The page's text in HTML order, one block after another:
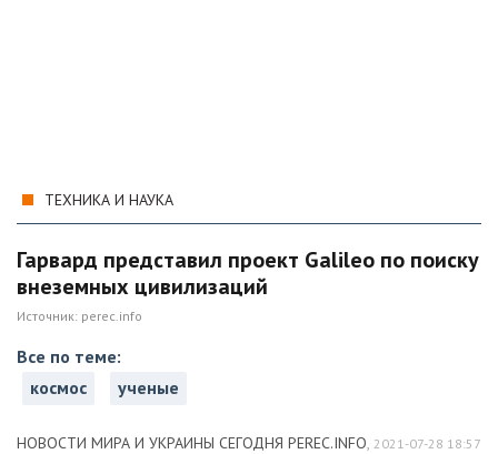
ТЕХНИКА И НАУКА
Гарвард представил проект Galileo по поиску
внеземных цивилизаций
Источник: perec.info
Все по теме:
космос
ученые
НОВОСТИ МИРА И УКРАИНЫ СЕГОДНЯ PEREC.INFO, 2021-07-28 18:57